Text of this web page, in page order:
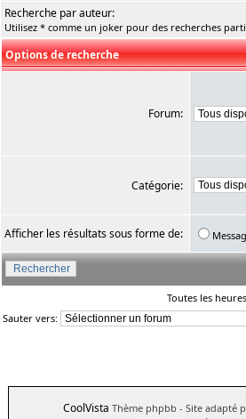
Recherche par auteur:
Utilisez * comme un joker pour des recherches
Options de recherche
Forum:
Catégorie:
Afficher les résultats sous forme de:
Toutes les
Sauter vers:
CoolVista Thème phpbb - Site adapté